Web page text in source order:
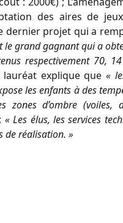
des aires de
dernier projet qui a
le grand gagnant qui a
respectivement 70,
lauréat explique que«
les enfants à des
d’ombre (voiles,
« Les élus, les services
de réalisation. »